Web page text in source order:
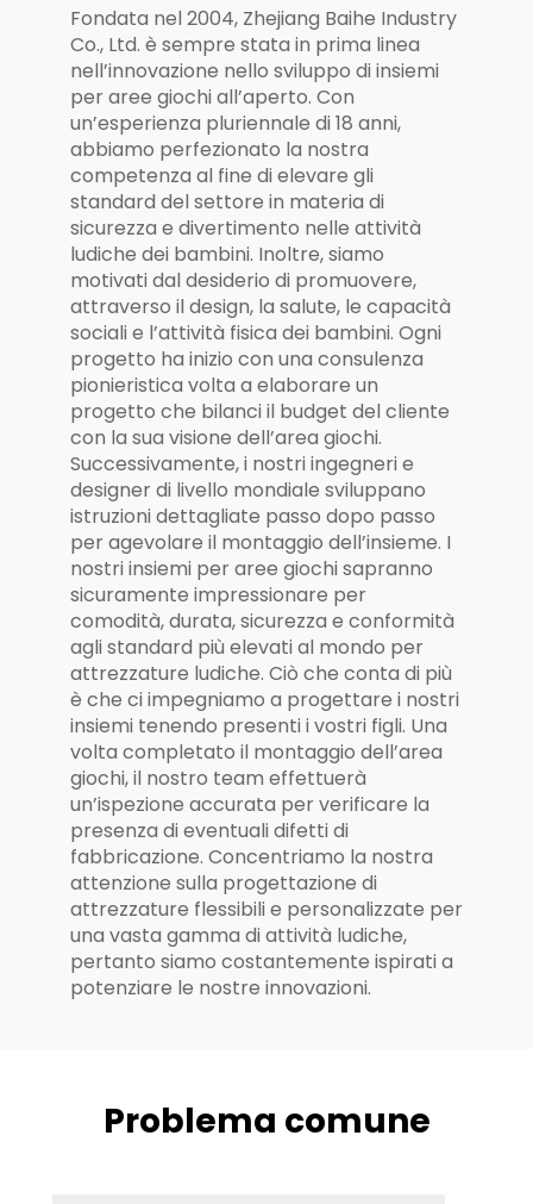
Giardini, Parchi e
Sport Stradali
Fondata nel 2004, Zhejiang Baihe Industry
Co., Ltd. è sempre stata in prima linea
nell’innovazione nello sviluppo di insiemi
per aree giochi all’aperto. Con
un’esperienza pluriennale di 18 anni,
abbiamo perfezionato la nostra
competenza al fine di elevare gli
standard del settore in materia di
sicurezza e divertimento nelle attività
ludiche dei bambini. Inoltre, siamo
motivati dal desiderio di promuovere,
attraverso il design, la salute, le capacità
sociali e l’attività fisica dei bambini. Ogni
progetto ha inizio con una consulenza
pionieristica volta a elaborare un
progetto che bilanci il budget del cliente
con la sua visione dell’area giochi.
Successivamente, i nostri ingegneri e
designer di livello mondiale sviluppano
istruzioni dettagliate passo dopo passo
per agevolare il montaggio dell’insieme. I
nostri insiemi per aree giochi sapranno
sicuramente impressionare per
comodità, durata, sicurezza e conformità
agli standard più elevati al mondo per
attrezzature ludiche. Ciò che conta di più
è che ci impegniamo a progettare i nostri
insiemi tenendo presenti i vostri figli. Una
volta completato il montaggio dell’area
giochi, il nostro team effettuerà
un’ispezione accurata per verificare la
presenza di eventuali difetti di
fabbricazione. Concentriamo la nostra
attenzione sulla progettazione di
attrezzature flessibili e personalizzate per
una vasta gamma di attività ludiche,
pertanto siamo costantemente ispirati a
potenziare le nostre innovazioni.
Problema comune